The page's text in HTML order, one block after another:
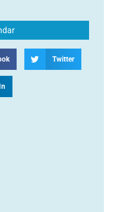
Twitter